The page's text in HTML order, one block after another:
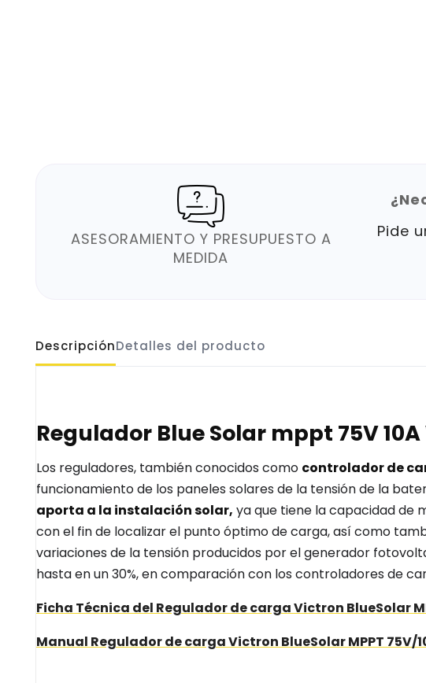
ASESORAMIENTO Y PRESUPUESTO A
MEDIDA
Pide
DescripciónDetalles del producto
Regulador Blue Solar mppt 75V 10A
Los reguladores, también conocidos como controlador de
funcionamiento de los paneles solares de la tensión de la
aporta a la instalación solar, ya que tiene la capacidad de
con el fin de localizar el punto óptimo de carga, así como
variaciones de la tensión producidos por el generador
hasta en un 30%, en comparación con los controladores de
Ficha Técnica del Regulador de carga Victron BlueSolar
Manual Regulador de carga Victron BlueSolar MPPT 75V/